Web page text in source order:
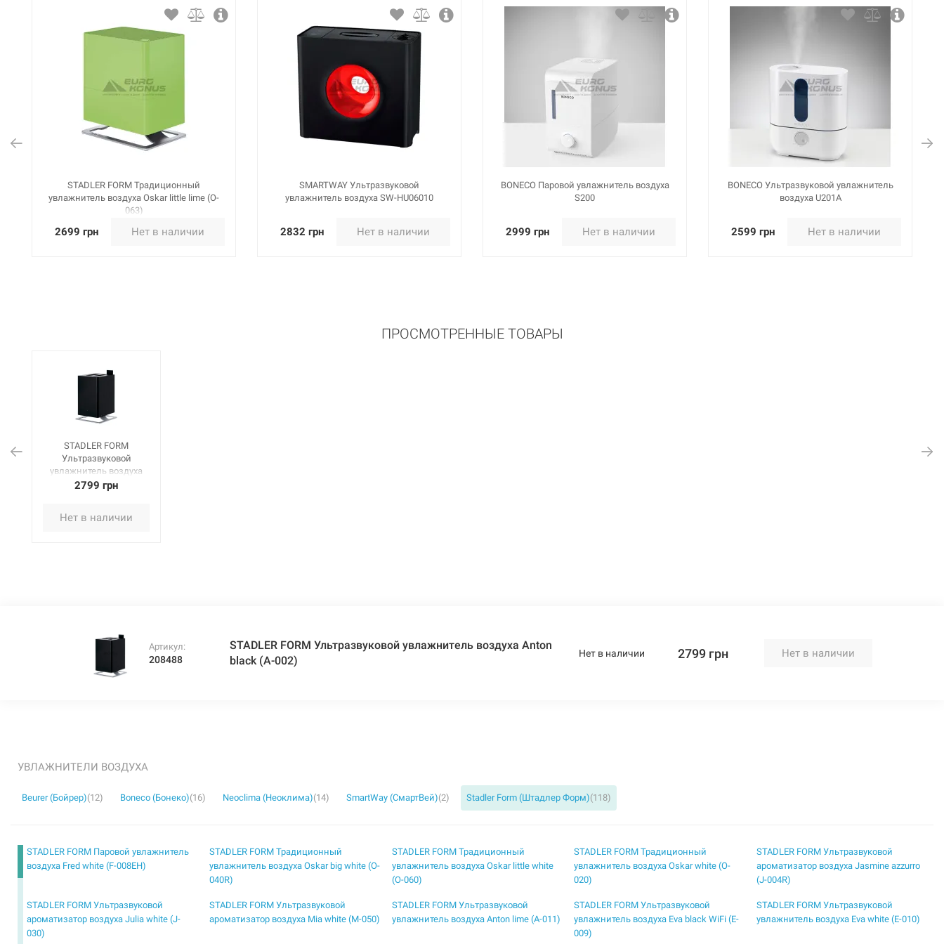
STADLER FORM Традиционный
увлажнитель воздуха Oskar little lime (O-
063)
2699 грн Нет в наличии
SMARTWAY Ультразвуковой
увлажнитель воздуха SW-HU06010
2832 грн Нет в наличии
BONECO Паровой увлажнитель воздуха
S200
2999 грн Нет в наличии
BONECO Ультразвуковой увлажнитель
воздуха U201A
2599 грн Нет в наличии
ПРОСМОТРЕННЫЕ ТОВАРЫ
STADLER FORM
Ультразвуковой
увлажнитель воздуха
Anton black (A-002)
2799 грн
Нет в наличии
Артикул:
208488
STADLER FORM Ультразвуковой увлажнитель воздуха Anton
black (A-002)
Нет в наличии 2799 грн Нет в наличии
УВЛАЖНИТЕЛИ ВОЗДУХА
Beurer (Бойрер)(12) Boneco (Бонеко)(16) Neoclima (Неоклима)(14) SmartWay (СмартВей)(2) Stadler Form (Штадлер Форм)(118)
STADLER FORM Паровой увлажнитель
воздуха Fred white (F-008EH)
STADLER FORM Традиционный
увлажнитель воздуха Oskar big white (O-
040R)
STADLER FORM Традиционный
увлажнитель воздуха Oskar little white
(O-060)
STADLER FORM Традиционный
увлажнитель воздуха Oskar white (O-
020)
STADLER FORM Ультразвуковой
ароматизатор воздуха Jasmine azzurro
(J-004R)
STADLER FORM Ультразвуковой
ароматизатор воздуха Julia white (J-
030)
STADLER FORM Ультразвуковой
ароматизатор воздуха Mia white (M-050)
STADLER FORM Ультразвуковой
увлажнитель воздуха Anton lime (A-011)
STADLER FORM Ультразвуковой
увлажнитель воздуха Eva black WiFi (E-
009)
STADLER FORM Ультразвуковой
увлажнитель воздуха Eva white (E-010)